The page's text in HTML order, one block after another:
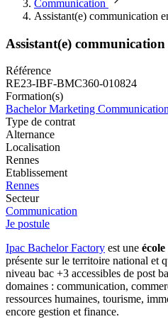
Communication
Assistant(e) communication
Assistant(e)
Référence
RE23-IBF-BMC360-010824
Formation(s)
Bachelor Marketing
Type de contrat
Alternance
Localisation
Rennes
Etablissement
Rennes
Secteur
Communication
Je postule
Ipac Bachelor Factory est une
présente sur le territoire national et
niveau bac +3 accessibles de post
domaines : communication,
ressources humaines, tourisme,
encore gestion et finance.